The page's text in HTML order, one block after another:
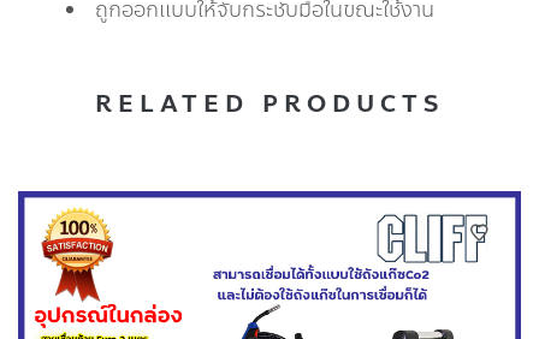
ถูกออกแบบให้จับกระชับมือในขณะใช้งาน
RELATED PRODUCTS